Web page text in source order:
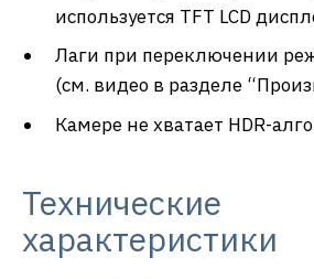
используется TFT LCD
Лаги при переключении
(см. видео в разделе
Камере не хватает HDR-
Технические
характеристики